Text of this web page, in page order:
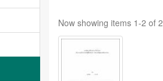
Now showing items 1-2 of 2